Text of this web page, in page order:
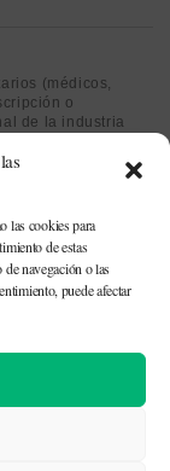
las cookies para
de estas
navegación o las
puede afectar
(médicos,
o
de la industria
|POLÍTICA DE
| Recursos